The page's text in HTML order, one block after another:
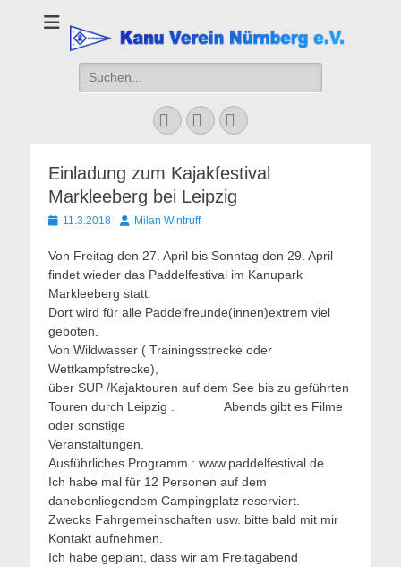
Kanu Verein
Nuernberg
Suchen
nach:
Facebook
YouTubeInstagram
Einladung zum Kajakfestival
Markleeberg bei Leipzig
Veröffentlicht
11.3.2018 AutorMilan Wintruff
Von Freitag den 27. April bis Sonntag den 29. April
findet wieder das Paddelfestival im Kanupark
Markleeberg statt.
Dort wird für alle Paddelfreunde(innen)extrem viel
geboten.
Von Wildwasser ( Trainingsstrecke oder
Wettkampfstrecke),
über SUP /Kajaktouren auf dem See bis zu geführten
Touren durch Leipzig . Abends gibt es Filme
oder sonstige
Veranstaltungen.
Ausführliches Programm : www.paddelfestival.de
Ich habe mal für 12 Personen auf dem
danebenliegendem Campingplatz reserviert.
Zwecks Fahrgemeinschaften usw. bitte bald mit mir
Kontakt aufnehmen.
Ich habe geplant, dass wir am Freitagabend